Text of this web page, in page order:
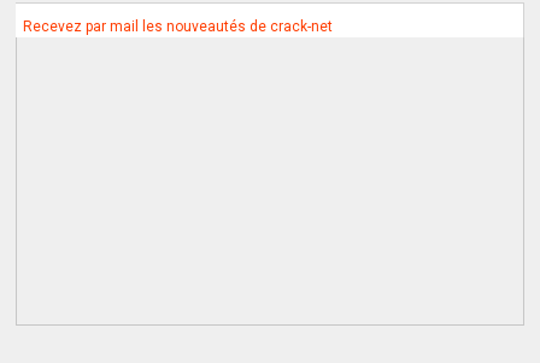
Recevez par mail les nouveautés de crack-net